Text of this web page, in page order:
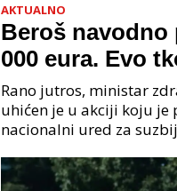
AKTUALNO
Beroš
000 eura. Evo
na čelu
Rano jutros, ministar
uhićen je u akciji koju je
nacionalni ured za
priopćenju USKOK